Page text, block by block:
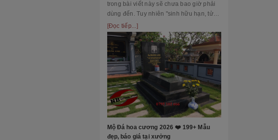
trong bài viết này sẽ chưa bao giờ phải
dùng đến. Tuy nhiên "sinh hữu hạn, tử
bất kỳ" việc chuẩn bị đầy đủ kiến thức về
các thủ tục, nghi lễ và xây dựng mộ
phầ...
[Đọc tiếp...]
Mộ Đá hoa cương 2026 ❤️ 199+ Mẫu
đẹp, báo giá tại xưởng